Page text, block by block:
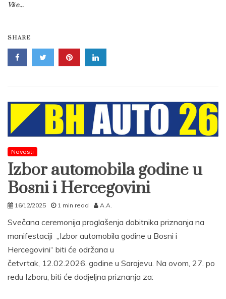
Više...
SHARE
Novosti
Izbor automobila godine u
Bosni i Hercegovini
16/12/2025 1 min read A.A.
Svečana ceremonija proglašenja dobitnika priznanja na
manifestaciji „Izbor automobila godine u Bosni i
Hercegovini“ biti će održana u
četvrtak, 12.02.2026. godine u Sarajevu. Na ovom, 27. po
redu Izboru, biti će dodjeljna priznanja za: